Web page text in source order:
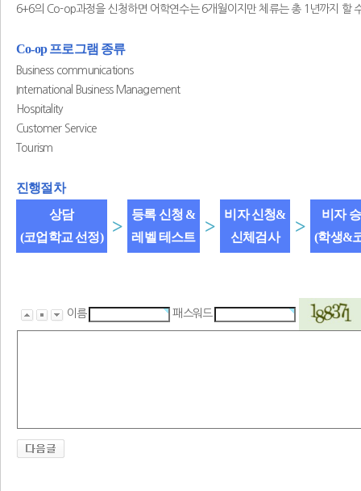
6+6의 Co-op과정을 신청하면 어학연수는 6개월이지만 체류는 총 1년까지 할
Co-op 프로그램 종류
Business communications
International Business Management
Hospitality
Customer Service
Tourism
진행절차
상담
(코업학교 선정)
>
등록 신청 &
레벨 테스트
>
비자 신청&
신체검사
>
비자
(학생&
이름 패스워드